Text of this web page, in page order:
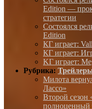
Edition —
стратегии
Состоялся
Edition
КГ играет:
КГ играет:
KГ игpaeт:
Рубрика:
Милота
Лассо»
Второй сезон
полноценный